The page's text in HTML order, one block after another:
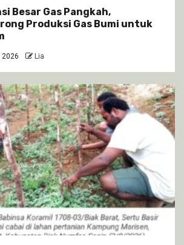
Besar Gas Pangkah,
Produksi Gas Bumi untuk
Lia